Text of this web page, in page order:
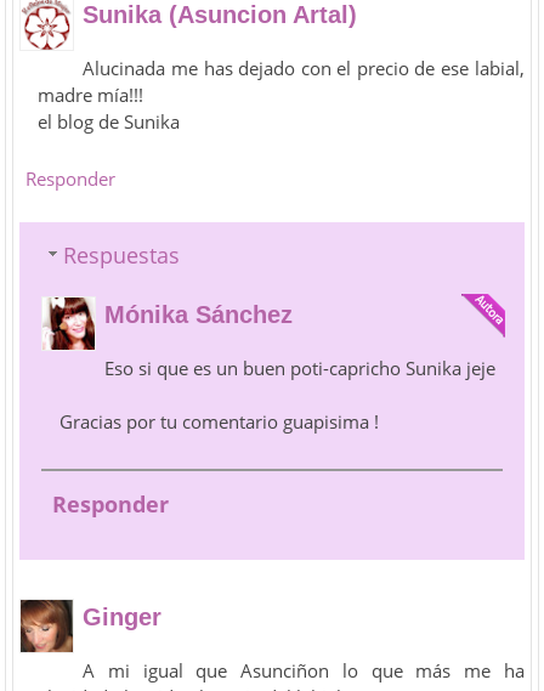
Sunika (Asuncion Artal)
Alucinada me has dejado con el precio de ese labial,
madre mía!!!
el blog de Sunika
Responder
Respuestas
Mónika Sánchez
Eso si que es un buen poti-capricho Sunika jeje
Gracias por tu comentario guapisima !
Responder
Ginger
A mi igual que Asunciñon lo que más me ha